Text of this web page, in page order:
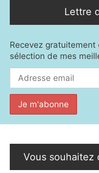
Lettre
Recevez
sélection de mes
Vous souhaitez